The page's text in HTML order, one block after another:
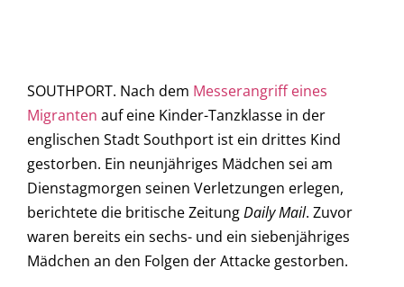
SOUTHPORT. Nach dem Messerangriff eines
Migranten auf eine Kinder-Tanzklasse in der
englischen Stadt Southport ist ein drittes Kind
gestorben. Ein neunjähriges Mädchen sei am
Dienstagmorgen seinen Verletzungen erlegen,
berichtete die britische ZeitungDaily Mail. Zuvor
waren bereits ein sechs- und ein siebenjähriges
Mädchen an den Folgen der Attacke gestorben.